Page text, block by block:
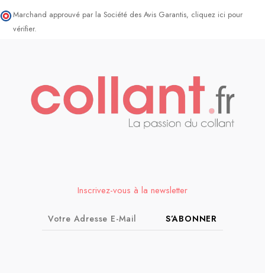
Marchand approuvé par la Société des Avis Garantis, cliquez ici pour
vérifier.
Inscrivez-vous à la newsletter
S’ABONNER